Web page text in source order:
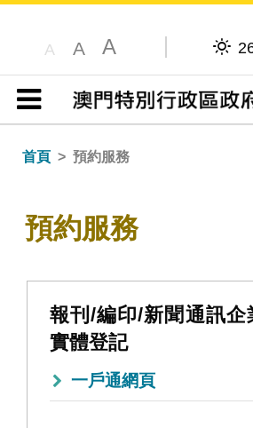
A A A
目錄
首頁 預約服務
預約服務
報刊/編印/新聞通訊企
實體登記
一戶通網頁